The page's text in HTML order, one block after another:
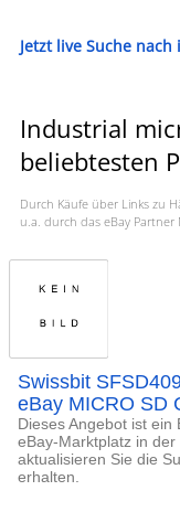
Jetzt live Suche
Industrial
beliebtesten
Durch Käufe über Links zu
u.a. durch das eBay
Swissbit
eBay MICRO SD
Dieses Angebot ist ein
eBay-Marktplatz in
aktualisieren Sie die
erhalten.